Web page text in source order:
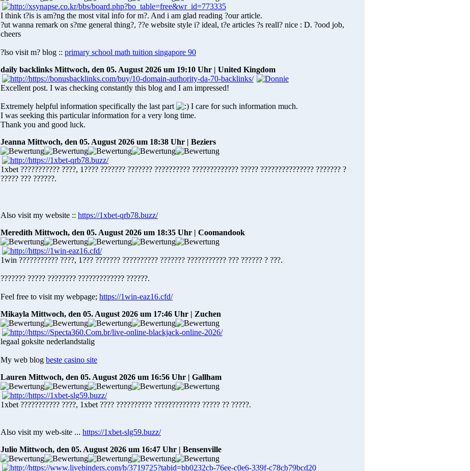
I think t?is is am?ng the most vital info for m?. And i am glad reading ?our article.
?ut wanna remark on s?me general thing?, ??e website style i? ideal, t?e articles ?s reall? nice : D. ?ood job,
cheers
?lso visit m? blog :: primary school math tuition singapore 90
daily backlinks Mittwoch, den 05. August 2026 um 19:10 Uhr | United Kingdom
Excellent post. I was checking constantly this blog and I am impressed!
Extremely helpful information specifically the last part
I care for such information much.
I was seeking this particular information for a very long time.
Thank you and good luck.
Jeanna Mittwoch, den 05. August 2026 um 18:38 Uhr | Beziers
1xbet ??????????? ????, 1???? ??????? ??????? ?????????? ????????????? ????? ??????????????? ??????? ?
????? ??? ??????.
Also visit my website :: https://1xbet-qrb78.buzz/
Meredith Mittwoch, den 05. August 2026 um 18:35 Uhr | Coomandook
1win ??????????? ????, 1??? ??????? ?????????? ??????? ??????????? ??? ?????? ? ???.
??????? ????? ???????? ????????????? ??????.
Feel free to visit my webpage; https://1win-eaz16.cfd/
Mikayla Mittwoch, den 05. August 2026 um 17:46 Uhr | Zuchen
legaal goksite nederlandstalig
My web blog beste casino site
Lauren Mittwoch, den 05. August 2026 um 16:56 Uhr | Gallham
1xbet ??????????? ????, 1xbet ???? ?????????? ????????????? ????? ?? ?????.
Also visit my web-site ... https://1xbet-slg59.buzz/
Julio Mittwoch, den 05. August 2026 um 16:47 Uhr | Bensenville